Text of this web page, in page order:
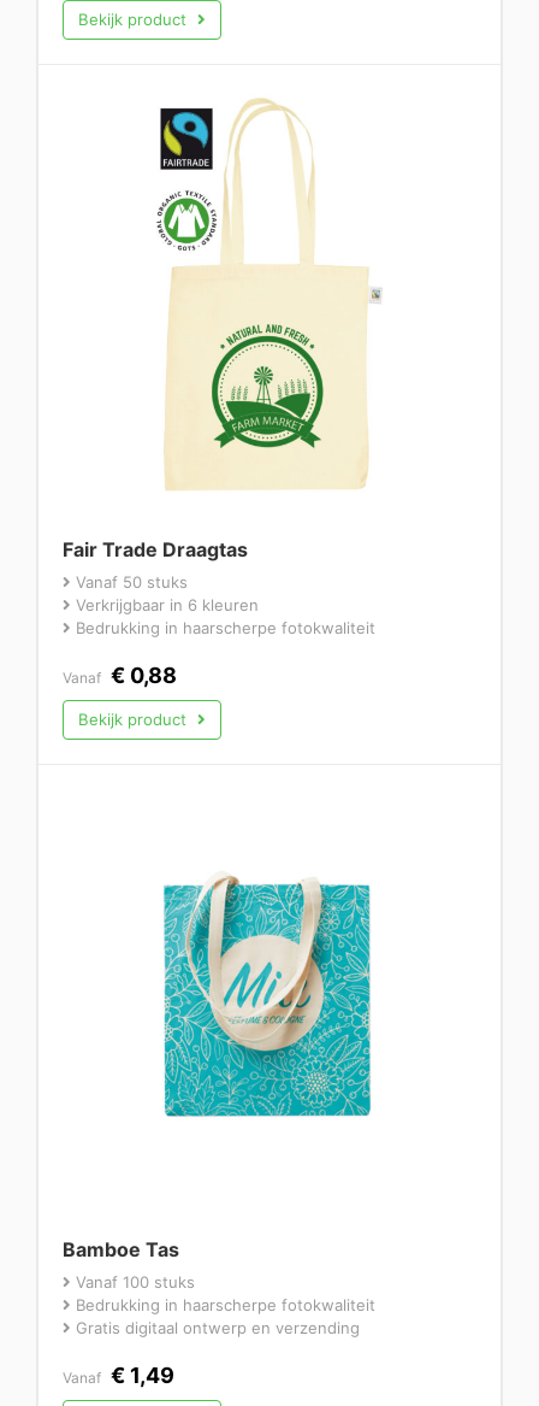
Bekijk product
Fair Trade Draagtas
Vanaf 50 stuks
Verkrijgbaar in 6 kleuren
Bedrukking in haarscherpe fotokwaliteit
Vanaf € 0,88
Bekijk product
Bamboe Tas
Vanaf 100 stuks
Bedrukking in haarscherpe fotokwaliteit
Gratis digitaal ontwerp en verzending
Vanaf € 1,49